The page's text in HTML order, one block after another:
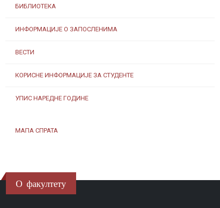
БИБЛИОТЕКА
ИНФОРМАЦИЈЕ О ЗАПОСЛЕНИМА
ВЕСТИ
КОРИСНЕ ИНФОРМАЦИЈЕ ЗА СТУДЕНТЕ
УПИС НАРЕДНЕ ГОДИНЕ
МАПА СПРАТА
О факултету